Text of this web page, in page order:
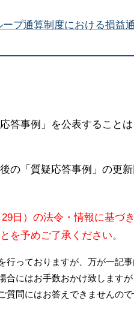
プ通算制度における損益
答事例」を公表すること
の「質疑応答事例」の更
日）の法令・情報に基づ
を予めご了承ください。
っておりますが、万が一記
合にはお手数おかけ致します
問にはお答えできませんので